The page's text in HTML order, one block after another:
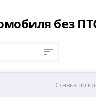
без
Ставка по